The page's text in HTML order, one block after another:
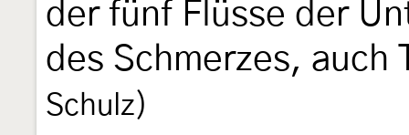
der fünf Flüsse der
des Schmerzes, auch
Schulz)